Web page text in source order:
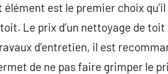
élément est le premier choix
Le prix d’un nettoyage de
d’entretien, il est
de ne pas faire grimper le